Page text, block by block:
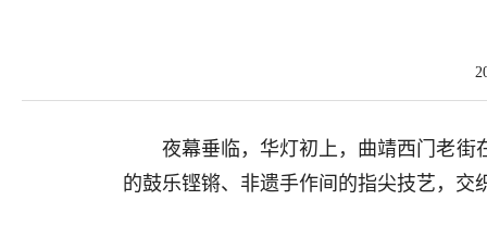
夜幕垂临，华灯初上，曲靖西门老街
的鼓乐铿锵、非遗手作间的指尖技艺，交